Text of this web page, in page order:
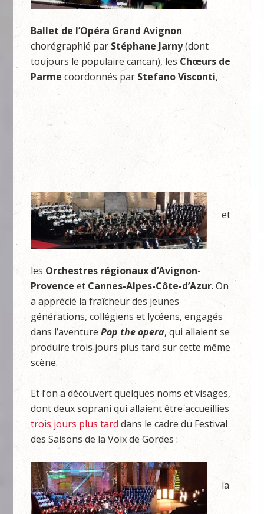
Ballet de l’Opéra Grand Avignon
chorégraphié par Stéphane Jarny(dont
toujours le populaire cancan), les Chœurs de
Parme coordonnés par Stefano Visconti,
et
les Orchestres régionaux d’Avignon-
Provenceet Cannes-Alpes-Côte-d’Azur. On
a apprécié la fraîcheur des jeunes
générations, collégiens et lycéens, engagés
dans l’aventurePop the opera, qui allaient se
produire trois jours plus tard sur cette même
scène.
Et l’on a découvert quelques noms et visages,
dont deux soprani qui allaient être accueillies
trois jours plus tard dans le cadre du Festival
des Saisons de la Voix de Gordes :
la